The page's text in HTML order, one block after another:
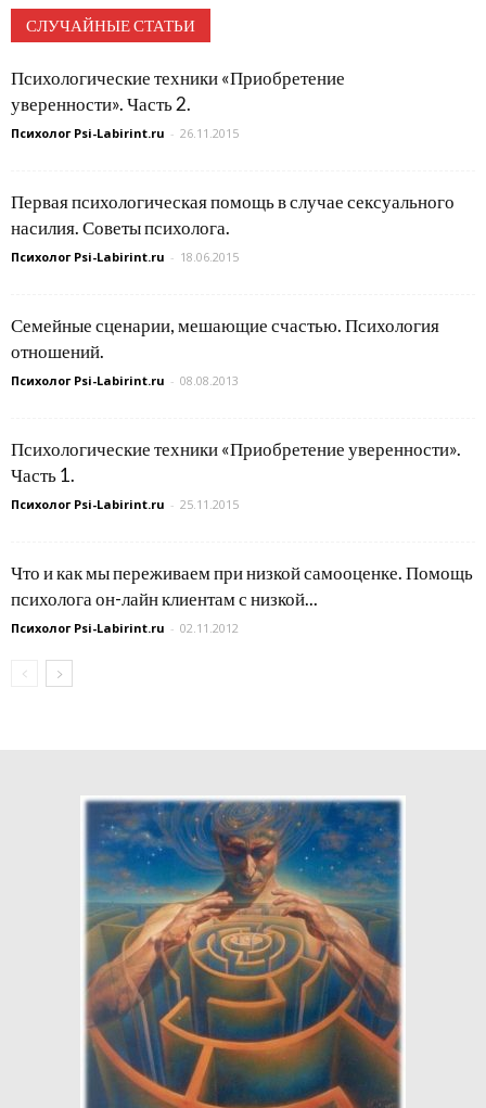
СЛУЧАЙНЫЕ СТАТЬИ
Психологические техники «Приобретение
уверенности». Часть 2.
Психолог Psi-Labirint.ru - 26.11.2015
Первая психологическая помощь в случае сексуального
насилия. Советы психолога.
Психолог Psi-Labirint.ru - 18.06.2015
Семейные сценарии, мешающие счастью. Психология
отношений.
Психолог Psi-Labirint.ru - 08.08.2013
Психологические техники «Приобретение уверенности».
Часть 1.
Психолог Psi-Labirint.ru - 25.11.2015
Что и как мы переживаем при низкой самооценке. Помощь
психолога он-лайн клиентам с низкой...
Психолог Psi-Labirint.ru - 02.11.2012